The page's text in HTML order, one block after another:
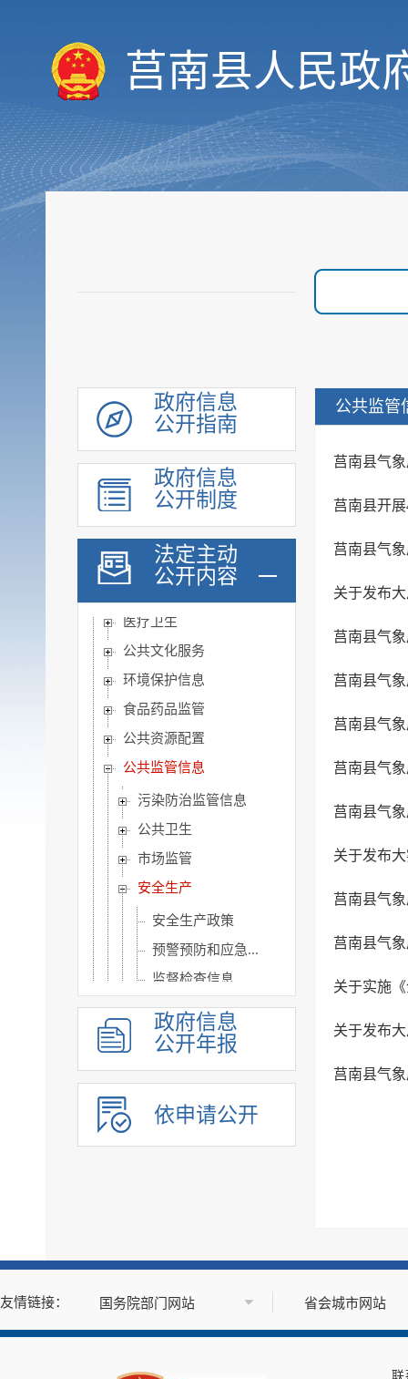
莒南县人民政
政府信息
公开指南
政府信息
公开制度
法定主动
公开内容
财政信息
重要部署执行公开
行政权力
价格与收费
优化服务
优化营商环境
脱贫攻坚
社会福利
社会保险
稳岗就业
医疗卫生
公共文化服务
环境保护信息
食品药品监管
公共资源配置
公共监管信息
污染防治监管信息
公共卫生
市场监管
安全生产
安全生产政策
预警预防和应急...
监督检查信息
社会组织
涉农补贴
乡村振兴信息
市政建设
基层政务公开标准目录
政府信息
公开年报
依申请公开
公共监管
莒南县气
莒南县开
莒南县气
关于发布
莒南县气
莒南县气
莒南县气
莒南县气
莒南县气
关于发布
莒南县气
莒南县气
关于实施
关于发布
莒南县气